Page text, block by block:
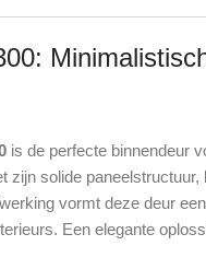
is de perfecte binnendeur
zijn solide
vormt deze deur
Een elegante